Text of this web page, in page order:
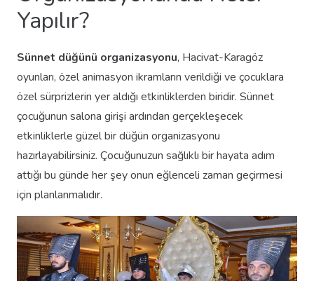
Yapılır?
Sünnet düğünü organizasyonu, Hacivat-Karagöz
oyunları, özel animasyon ikramların verildiği ve çocuklara
özel sürprizlerin yer aldığı etkinliklerden biridir. Sünnet
çocuğunun salona girişi ardından gerçekleşecek
etkinliklerle güzel bir düğün organizasyonu
hazırlayabilirsiniz. Çocuğunuzun sağlıklı bir hayata adım
attığı bu günde her şey onun eğlenceli zaman geçirmesi
için planlanmalıdır.